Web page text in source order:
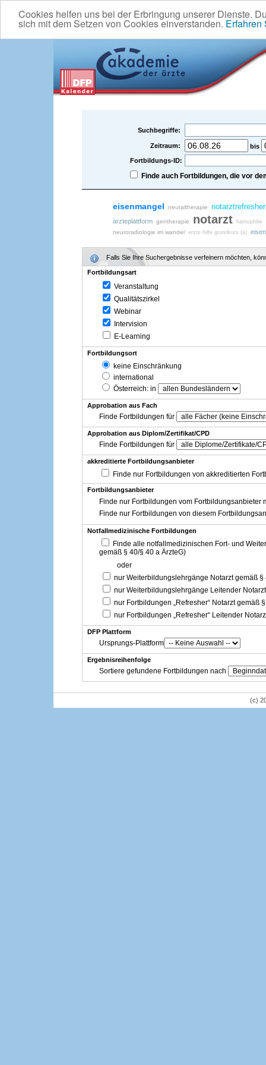
Cookies helfen uns bei der Erbringung unserer Dienste.
sich mit dem Setzen von Cookies einverstanden. Erfahren
Suchbegriffe:
Zeitraum:
bis
Fortbildungs-ID:
Finde auch Fortbildungen, die vor
eisenmangel neuraltherapie notarztrefresher
ärzteplattform gentherapie notarzt hämophilie
neuroradiologie im wandel erste hilfe grundkurs (a) eisen
Falls Sie Ihre Suchergebnisse verfeinern möchten,
Fortbildungsart
Veranstaltung
Qualitätszirkel
Webinar
Intervision
E-Learning
Fortbildungsort
keine Einschränkung
international
Österreich: in
Approbation aus Fach
Finde Fortbildungen für
Approbation aus Diplom/Zertifikat/CPD
Finde Fortbildungen für
akkreditierte Fortbildungsanbieter
Finde nur Fortbildungen von akkreditierten
Fortbildungsanbieter
Finde nur Fortbildungen vom Fortbildungsanbieter
Finde nur Fortbildungen von diesem
Notfallmedizinische Fortbildungen
Finde alle notfallmedizinischen Fort- und
gemäß § 40/§ 40 a ÄrzteG)
oder
nur Weiterbildungslehrgänge Notarzt gemäß §
nur Weiterbildungslehrgänge Leitender
nur Fortbildungen „Refresher“ Notarzt gemäß
nur Fortbildungen „Refresher“ Leitender
DFP Plattform
Ursprungs-Plattform
Ergebnisreihenfolge
Sortiere gefundene Fortbildungen nach
(c)